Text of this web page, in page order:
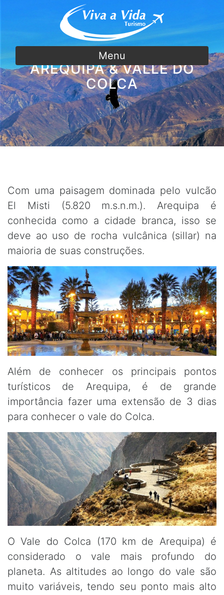
Menu
AREQUIPA & VALLE DO
COLCA
Com uma paisagem dominada pelo vulcão
El Misti (5.820 m.s.n.m.). Arequipa é
conhecida como a cidade branca, isso se
deve ao uso de rocha vulcânica (sillar) na
maioria de suas construções.
Além de conhecer os principais pontos
turísticos de Arequipa, é de grande
importância fazer uma extensão de 3 dias
para conhecer o vale do Colca.
O Vale do Colca (170 km de Arequipa) é
considerado o vale mais profundo do
planeta. As altitudes ao longo do vale são
muito variáveis, tendo seu ponto mais alto